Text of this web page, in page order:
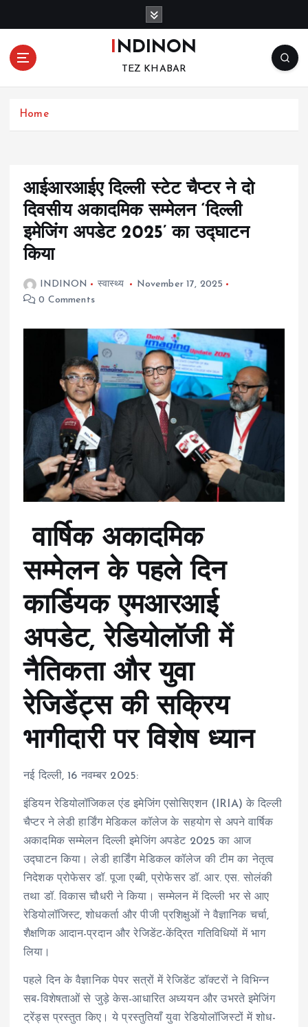
o
INDINON
TEZ KHABAR
Home
आईआरआईए दिल्ली स्टेट चैप्टर ने दो
दिवसीय अकादमिक सम्मेलन ‘दिल्ली
इमेजिंग अपडेट 2025’ का उद्घाटन
किया
INDINON स्वास्थ्य
November 17, 2025
0 Comments
वार्षिक अकादमिक
सम्मेलन के पहले दिन
कार्डियक एमआरआई
अपडेट, रेडियोलॉजी में
नैतिकता और युवा
रेजिडेंट्स की सक्रिय
भागीदारी पर विशेष ध्यान
नई दिल्ली, 16 नवम्बर 2025:
इंडियन रेडियोलॉजिकल एंड इमेजिंग एसोसिएशन (IRIA) के दिल्ली
चैप्टर ने लेडी हार्डिंग मेडिकल कॉलेज के सहयोग से अपने वार्षिक
अकादमिक सम्मेलन दिल्ली इमेजिंग अपडेट 2025 का आज
उद्घाटन किया। लेडी हार्डिंग मेडिकल कॉलेज की टीम का नेतृत्व
निदेशक प्रोफेसर डॉ. पूजा एब्बी, प्रोफेसर डॉ. आर. एस. सोलंकी
तथा डॉ. विकास चौधरी ने किया। सम्मेलन में दिल्ली भर से आए
रेडियोलॉजिस्ट, शोधकर्ता और पीजी प्रशिक्षुओं ने वैज्ञानिक चर्चा,
शैक्षणिक आदान-प्रदान और रेजिडेंट-केंद्रित गतिविधियों में भाग
लिया।
पहले दिन के वैज्ञानिक पेपर सत्रों में रेजिडेंट डॉक्टरों ने विभिन्न
सब-विशेषताओं से जुड़े केस-आधारित अध्ययन और उभरते इमेजिंग
ट्रेंड्स प्रस्तुत किए। ये प्रस्तुतियाँ युवा रेडियोलॉजिस्टों में शोध-